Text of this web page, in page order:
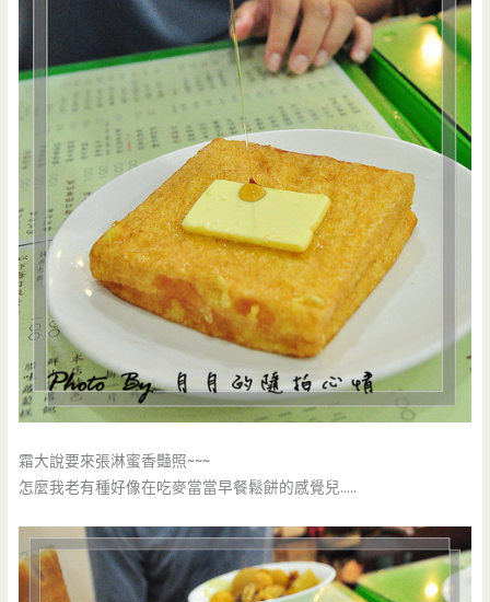
霜大說要來張淋蜜香豔照~~~
怎麼我老有種好像在吃麥當當早餐鬆餅的感覺兒…..